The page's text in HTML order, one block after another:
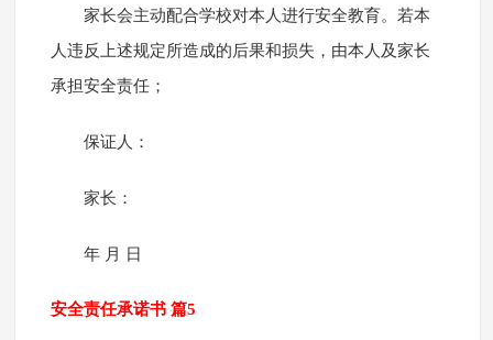
家长会主动配合学校对本人进行安全教育。若本
人违反上述规定所造成的后果和损失，由本人及家长
承担安全责任；
保证人：
家长：
年 月 日
安全责任承诺书 篇5